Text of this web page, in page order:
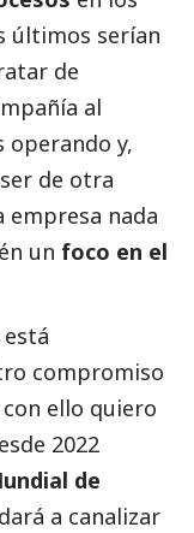
últimos serían
de
al
operando y,
de otra
empresa nada
un foco en el
está
compromiso
ello quiero
2022
de
a canalizar